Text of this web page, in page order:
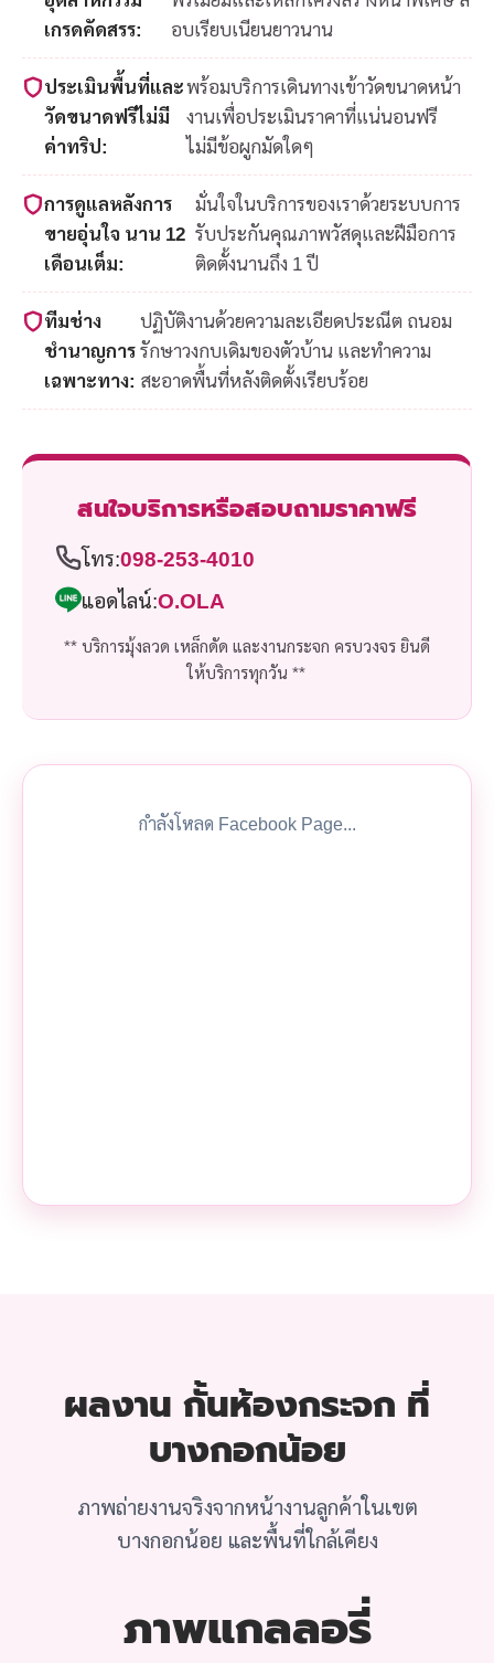
เกรดคัดสรร:
อบเรียบเนียนยาวนาน
ประเมินพื้นที่และ
วัดขนาดฟรีไม่มี
ค่าทริป:
พร้อมบริการเดินทางเข้าวัดขนาดหน้า
งานเพื่อประเมินราคาที่แน่นอนฟรี
ไม่มีข้อผูกมัดใดๆ
การดูแลหลังการ
ขายอุ่นใจ นาน 12
เดือนเต็ม:
มั่นใจในบริการของเราด้วยระบบการ
รับประกันคุณภาพวัสดุและฝีมือการ
ติดตั้งนานถึง 1 ปี
ทีมช่าง
ชำนาญการ
เฉพาะทาง:
ปฏิบัติงานด้วยความละเอียดประณีต ถนอม
รักษาวงกบเดิมของตัวบ้าน และทำความ
สะอาดพื้นที่หลังติดตั้งเรียบร้อย
สนใจบริการหรือสอบถามราคาฟรี
โทร:098-253-4010
แอดไลน์:O.OLA
** บริการมุ้งลวด เหล็กดัด และงานกระจก ครบวงจร ยินดี
ให้บริการทุกวัน **
กำลังโหลด Facebook Page...
ผลงาน กั้นห้องกระจก ที่
บางกอกน้อย
ภาพถ่ายงานจริงจากหน้างานลูกค้าในเขต
บางกอกน้อย และพื้นที่ใกล้เคียง
ภาพแกลลอรี่